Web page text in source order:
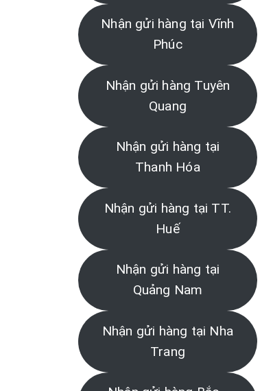
Nhận gửi hàng tại Vĩnh
Phúc
Nhận gửi hàng Tuyên
Quang
Nhận gửi hàng tại
Thanh Hóa
Nhận gửi hàng tại TT.
Huế
Nhận gửi hàng tại
Quảng Nam
Nhận gửi hàng tại Nha
Trang